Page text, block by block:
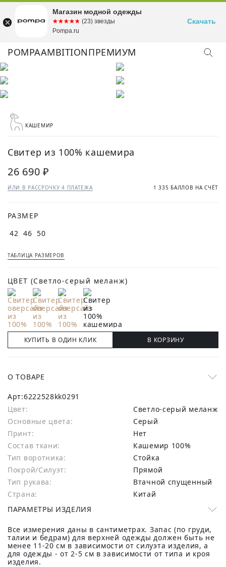
POMPAAMBITIONПРЕМИУМ
КАШЕМИР
Свитер из 100% кашемира
26 690 ₽
ИЛИ В РАССРОЧКУ 4 ПЛАТЕЖА 1 335 БАЛЛОВ НА СЧЁТ
РАЗМЕР
42 46 50
ТАБЛИЦА РАЗМЕРОВ
ЦВЕТ (Светло-серый меланж)
КУПИТЬ В ОДИН КЛИК В КОРЗИНУ
О ТОВАРЕ
Арт:6222528kk0291
Цвет:
Светло-серый меланж
Основные цвета:
серый
Принт:
Нет
Состав ткани:
Кашемир 100%
Тип воротника:
Стойка
Покрой/Силуэт:
Прямой
Тип рукава:
Втачной спущенный
Страна:
Китай
ПАРАМЕТРЫ ИЗДЕЛИЯ
Все измерения даны в сантиметрах. Запас (по груди,
талии и бедрам) для верхней одежды должен быть не
менее 11-20 см в зависимости от силуэта изделия, а
для одежды - от 2-5 см в зависимости от типа и кроя
изделия.
Магазин модной одежды
☆☆☆☆☆
★★★★★ (23) звезды
Pompa.ru
Скачать